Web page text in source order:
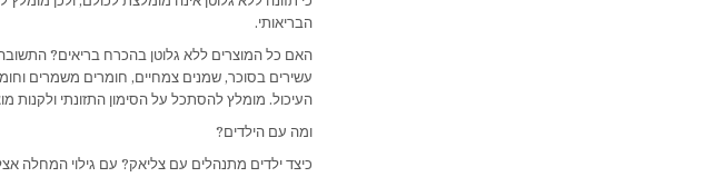
הבריאותי.
האם כל המוצרים ללא גלוטן בהכרח בריאים?
עשירים בסוכר, שמנים צמחיים, חומרים משמרים
העיכול. מומלץ להסתכל על הסימון התזונתי
ומה עם הילדים?
כיצד ילדים מתנהלים עם צליאק? עם גילוי המחלה